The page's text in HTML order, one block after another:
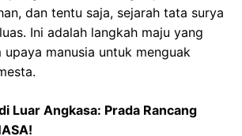
dan tentu saja, sejarah tata surya
Ini adalah langkah maju yang
upaya manusia untuk menguak
Luar Angkasa: Prada Rancang